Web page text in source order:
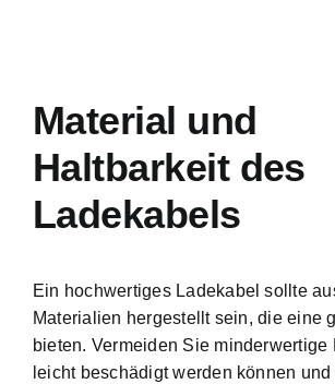
Material und
Haltbarkeit des
Ladekabels
Ein hochwertiges Ladekabel sollte
Materialien hergestellt sein, die eine
bieten. Vermeiden Sie minderwertige
leicht beschädigt werden können